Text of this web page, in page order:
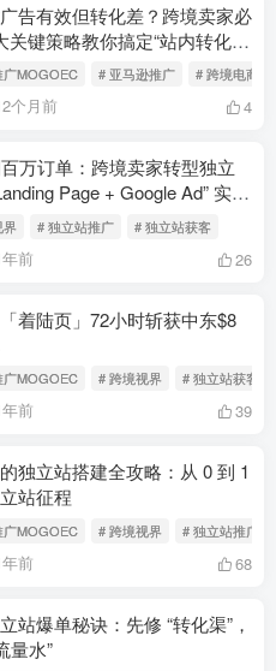
告有效但转化差？跨境卖家必
关键策略教你搞定“站内转化
广MOGOEC # 亚马逊推广 # 跨境电商
个月前 4
万订单：跨境卖家转型独立
Page + Google Ad” 实战
界 # 独立站推广 # 独立站获客
前 26
着陆页」72小时斩获中东$8
广MOGOEC # 跨境视界 # 独立站获客
前 39
独立站搭建全攻略：从 0 到 1
站征程
广MOGOEC # 跨境视界 # 独立站推广
前 68
站爆单秘诀：先修 “转化渠”，
量水”